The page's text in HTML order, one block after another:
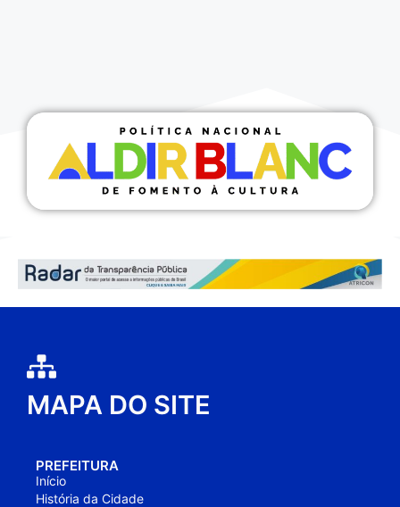
MAPA DO SITE
PREFEITURA
Início
História da Cidade